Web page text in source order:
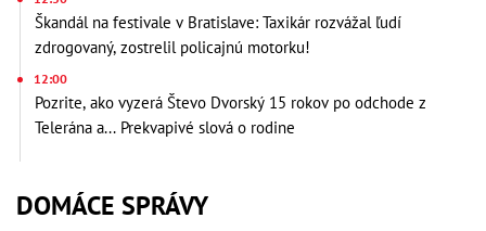
Škandál na festivale v Bratislave: Taxikár rozvážal ľudí
zdrogovaný, zostrelil policajnú motorku!
12:00
Pozrite, ako vyzerá Števo Dvorský 15 rokov po odchode z
Telerána a... Prekvapivé slová o rodine
DOMÁCE SPRÁVY